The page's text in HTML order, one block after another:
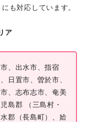
も対応しています。
ア
、出水市、指宿
日置市、曽於市、
、志布志市、奄美
島郡 （三島村・
郡（長島町）、姶